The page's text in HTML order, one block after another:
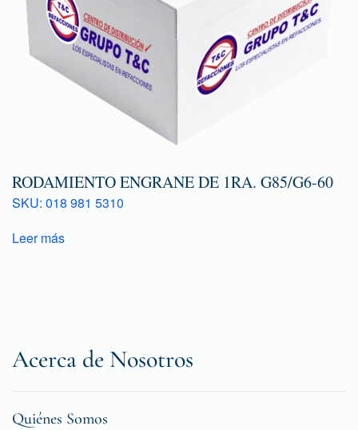
RODAMIENTO ENGRANE DE 1RA. G85/G6-60
SKU: 018 981 5310
Leer más
Acerca de Nosotros
Quiénes Somos